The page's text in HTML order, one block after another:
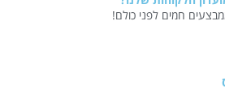
חמים לפני כולם!